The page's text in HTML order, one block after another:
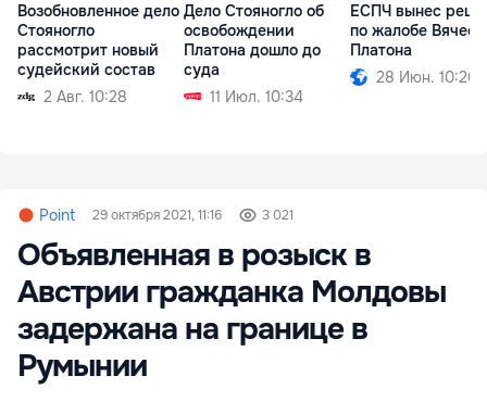
Возобновленное дело
Стояногло
рассмотрит новый
судейский состав
2 Авг. 10:28
Дело Стояногло об
освобождении
Платона дошло до
суда
11 Июл. 10:34
ЕСПЧ вынес
по жалобе
Платона
28 Июн. 10:20
Point 29 октября 2021, 11:16 3 021
Объявленная в розыск в
Австрии гражданка Молдовы
задержана на границе в
Румынии